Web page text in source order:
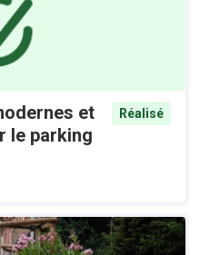
et
le parking
Réalisé